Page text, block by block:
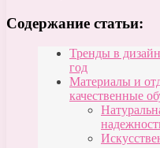
Содержание статьи:
Тренды в
год
Материалы и
качественные